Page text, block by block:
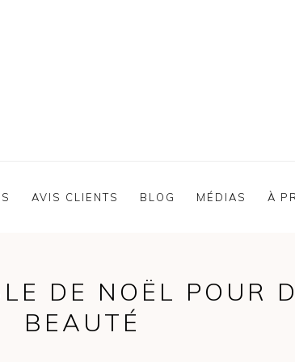
AVIS CLIENTS BLOG MÉDIAS À
DE NOËL POUR
BEAUTÉ